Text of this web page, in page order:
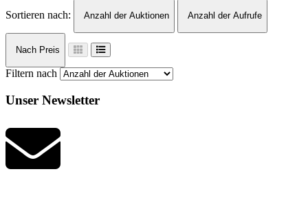
Sortieren nach:
Anzahl der Auktionen Anzahl der Aufrufe
Nach Preis
Filtern nach
Unser Newsletter